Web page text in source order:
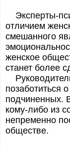
Эксперты-
отличием
смешанного
женское
станет более
позаботиться
подчиненных.
кому-либо из
непременно
обществе.